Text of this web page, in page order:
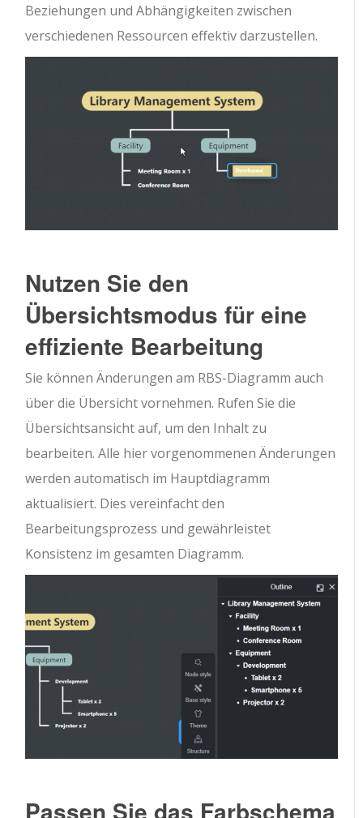
Beziehungen und Abhängigkeiten zwischen
verschiedenen Ressourcen effektiv darzustellen.
Nutzen Sie den
Übersichtsmodus für eine
effiziente Bearbeitung
Sie können Änderungen am RBS-Diagramm auch
über die Übersicht vornehmen. Rufen Sie die
Übersichtsansicht auf, um den Inhalt zu
bearbeiten. Alle hier vorgenommenen Änderungen
werden automatisch im Hauptdiagramm
aktualisiert. Dies vereinfacht den
Bearbeitungsprozess und gewährleistet
Konsistenz im gesamten Diagramm.
Passen Sie das Farbschema